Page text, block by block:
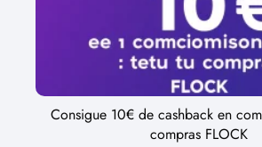
Consigue 10€ de cashback en
compras FLOCK